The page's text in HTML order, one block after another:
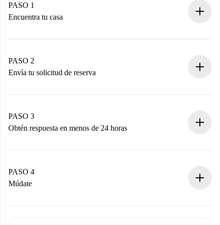
PASO 1
Encuentra tu casa
Tienes toda la información necesaria por adelantado.
PASO 2
Envía tu solicitud de reserva
propietario acepte.
PASO 3
Obtén respuesta en menos de 24 horas
contacto con el propietario.
Si es rechazada: No te haremos ningún cargo y te
PASO 4
Múdate